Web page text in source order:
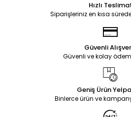
Hızlı
Siparişleriniz en kısa
Güvenli
Güvenli ve kolay
Geniş Ürün
Binlerce ürün ve